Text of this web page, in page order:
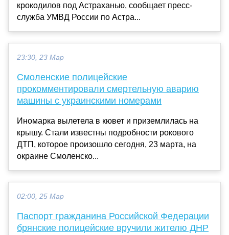
крокодилов под Астраханью, сообщает пресс-
служба УМВД России по Астра...
23:30, 23 Мар
Смоленские полицейские
прокомментировали смертельную аварию
машины с украинскими номерами
Иномарка вылетела в кювет и приземлилась на
крышу. Стали известны подробности рокового
ДТП, которое произошло сегодня, 23 марта, на
окраине Смоленско...
02:00, 25 Мар
Паспорт гражданина Российской Федерации
брянские полицейские вручили жителю ДНР